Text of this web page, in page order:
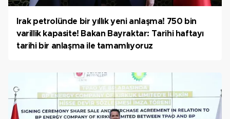
Irak petrolünde bir yıllık yeni anlaşma! 750 bin
varillik kapasite! Bakan Bayraktar: Tarihi haftayı
tarihi bir anlaşma ile tamamlıyoruz